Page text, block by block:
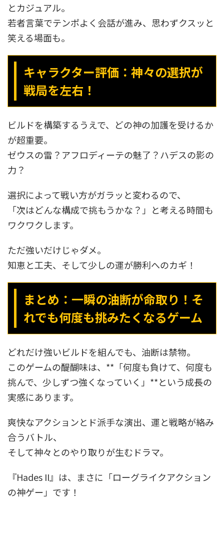
とカジュアル。
若者言葉でテンポよく会話が進み、思わずクスッと
笑える場面も。
キャラクター評価：神々の選択が
戦局を左右！
ビルドを構築するうえで、どの神の加護を受けるか
が超重要。
ゼウスの雷？アフロディーテの魅了？ハデスの影の
力？
選択によって戦い方がガラッと変わるので、
「次はどんな構成で挑もうかな？」と考える時間も
ワクワクします。
ただ強いだけじゃダメ。
知恵と工夫、そして少しの運が勝利へのカギ！
まとめ：一瞬の油断が命取り！そ
れでも何度も挑みたくなるゲーム
どれだけ強いビルドを組んでも、油断は禁物。
このゲームの醍醐味は、**「何度も負けて、何度も
挑んで、少しずつ強くなっていく」**という成長の
実感にあります。
爽快なアクションとド派手な演出、運と戦略が絡み
合うバトル、
そして神々とのやり取りが生むドラマ。
『Hades II』は、まさに「ローグライクアクション
の神ゲー」です！